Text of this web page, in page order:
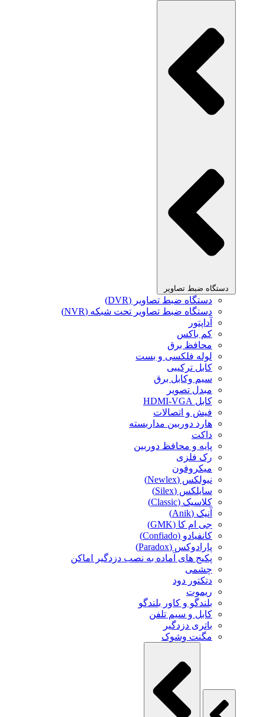
دستگاه ضبط تصاویر
دستگاه ضبط تصاویر (DVR)
دستگاه ضبط تصاویر تحت شبکه (NVR)
آداپتور
کم باکس
محافظ برق
لوله فلکسی و بست
کابل ترکیبی
سیم وکابل برق
مبدل تصویر
کابل HDMI-VGA
فیش و اتصالات
هارد دوربین مداربسته
داکت
پایه و محافظ دوربین
رک فلزی
میکروفون
نیولکس (Newlex)
سایلکس (Silex)
کلاسیک (Classic)
آنیک (Anik)
جی ام کا (GMK)
کانفیادو (Confiado)
پارادوکس (Paradox)
پکیج های آماده به نصب دزدگیر اماکن
چشمی
دتکتور دود
ریموت
بلندگو و کاور بلندگو
کابل و سیم تلفن
باتری دزدگیر
مگنت وشوک